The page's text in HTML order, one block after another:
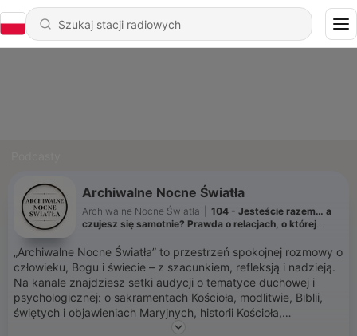
Archiwalne Nocne Światła
Archiwalne Nocne Światła
104 - Jesteście razem… a
czujesz się samotnie? Prawda o relacjach, o której
„Archiwalne Nocne Światła” to przestrzeń spokojnej rozmowy o
człowieku, Bogu i świecie – z szacunkiem, refleksją i nadzieją.
Na kanale znajdziesz setki audycji o tematyce duchowej i
psychologicznej: o sakramentach Kościoła, modlitwie, Biblii,
świętych i objawieniach Maryjnych, historii Kościoła,
małżeństwie, miłości, relacjach, wychowaniu, przebaczeniu. To